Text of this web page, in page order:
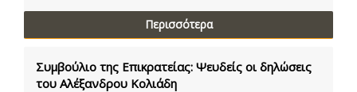
Περισσότερα
Συμβούλιο της Επικρατείας: Ψευδείς οι δηλώσεις
του Αλέξανδρου Κολιάδη